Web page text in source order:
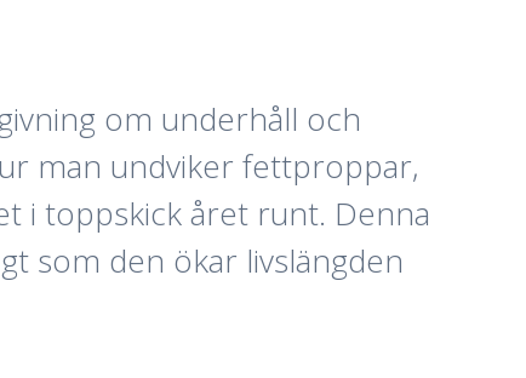
om underhåll och
man undviker fettproppar,
i toppskick året runt. Denna
som den ökar livslängden